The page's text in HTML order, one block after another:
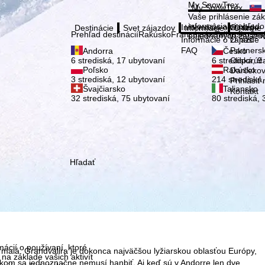
o používaní, ktoré
základe vašich aktivít
Prihlásiť
My SnowTrex
My SnowTrex
Vaše prihlásenie
informáciami
objednaných
Destinácie
Prehľad destináciíRakúskoFrancúzskoTaliansko
Andorra
6 strediská, 17 ubytovaní
Česko
6 strediská, 9
Poľsko
3 strediská, 12 ubytovaní
Rakúsko
214
Švajčiarsko
32 strediská, 75 ubytovaní
Taliansko
80 strediská,
Svet zájazdov Informácie
Informácie o zájazde
Informácie o zájazde
FAQ
O firme
O nás
O nás
Prihlásiť
Kontakt
Hľadať
Grandvalira je dokonca najväčšou lyžiarskou oblasťou Európy,
sa jednoznačne nemusí hanbiť. Aj keď sú v Andorre len dve